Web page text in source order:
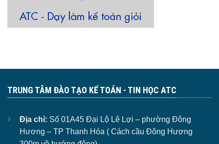
TRUNG TÂM ĐÀO TẠO KẾ TOÁN - TIN HỌC ATC
Địa chỉ: Số 01A45 Đại Lộ Lê Lợi – phường Đông
Hương – TP Thanh Hóa ( Cách cầu Đông Hương